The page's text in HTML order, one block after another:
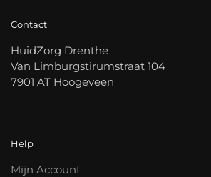
Contact
HuidZorg Drenthe
Van Limburgstirumstraat 104
7901 AT Hoogeveen
Help
Mijn Account